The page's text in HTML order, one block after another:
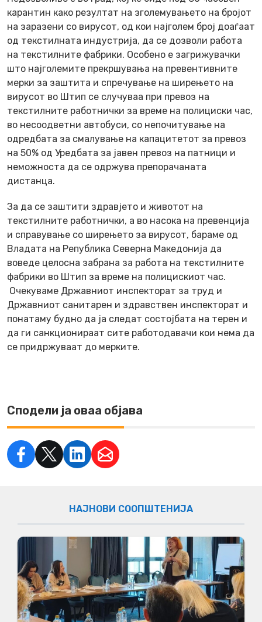
карантин како резултат на зголемувањето на бројот
на заразени со вирусот, од кои најголем број доаѓаат
од текстилната индустрија, да се дозволи работа
на текстилните фабрики. Особено е загрижувачки
што најголемите прекршувања на превентивните
мерки за заштита и спречување на ширењето на
вирусот во Штип се случуваа при превоз на
текстилните работнички за време на полициски час,
во несоодветни автобуси, со непочитување на
одредбата за смалување на капацитетот за превоз
на 50% од Уредбата за јавен превоз на патници и
неможноста да се одржува препорачаната
дистанца.
За да се заштити здравјето и животот на
текстилните работнички, а во насока на превенција
и справување со ширењето за вирусот, бараме од
Владата на Република Северна Македонија да
воведе целосна забрана за работа на текстилните
фабрики во Штип за време на полицискиот час.
Очекуваме Државниот инспекторат за труд и
Државниот санитарен и здравствен инспекторат и
понатаму будно да ја следат состојбата на терен и
да ги санкционираат сите работодавачи кои нема да
се придржуваат до мерките.
Сподели ја оваа објава
НАЈНОВИ СООПШТЕНИЈА